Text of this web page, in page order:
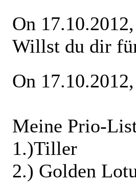
On
Willst du dir
On
Meine Prio-
1.)Tiller
2.) Golden